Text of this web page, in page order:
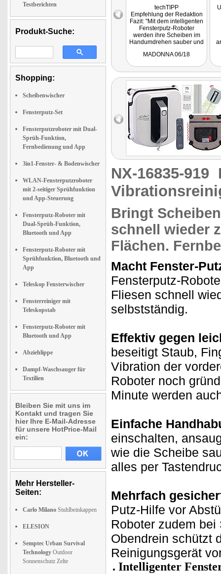
Testberichten
Produkt-Suche:
Shopping:
Scheibenwischer
Fensterputz-Set
Fensterputzroboter mit Dual-
Sprüh-Funktion,
Fernbedienung und App
3in1-Fenster- & Bodenwischer
WLAN-Fensterputzroboter
mit 2-seitiger Sprühfunktion
und App-Steuerung
Fensterputz-Roboter mit
Dual-Sprüh-Funktion,
Bluetooth und App
Fensterputz-Roboter mit
Sprühfunktion, Bluetooth und
App
Teleskop Fensterwischer
Fensterreiniger mit
Teleskopstab
Fensterputz-Roboter mit
Bluetooth und App
Abziehlippe
Dampf-Waschsauger für
Textilien
Bleiben Sie mit uns im
Kontakt und tragen Sie
hier Ihre E-Mail-Adresse
für unsere HotPrice-Mail
ein:
Mehr Hersteller-
Seiten:
Carlo Milano Stuhlbeinkappen
ELESION
Semptec Urban Survival
Technology Outdoor
Sonnenschutz Zelte
techTIPP
Empfehlung der Redaktion
Fazit: "Mit dem intelligenten
Fensterputz-Roboter
werden ihre Scheiben im
Handumdrehen sauber und
müssen. Daher unser
haben wollen, ganz
automatisch und ohne
Stress."
MADONNA 06/18
NX-16835-919
Bringt
schnell wieder
Flächen.
Macht Fenster-
Fensterputz-
Fliesen schnell
selbstständig.
Effektiv gegen
beseitigt Staub,
Vibration der
Roboter noch
Minute werden
Einfache
einschalten,
wie die Scheibe
alles per
Mehrfach
Putz-Hilfe vor
Roboter zudem
Obendrein schützt
Reinigungsgerät
Intelligenter